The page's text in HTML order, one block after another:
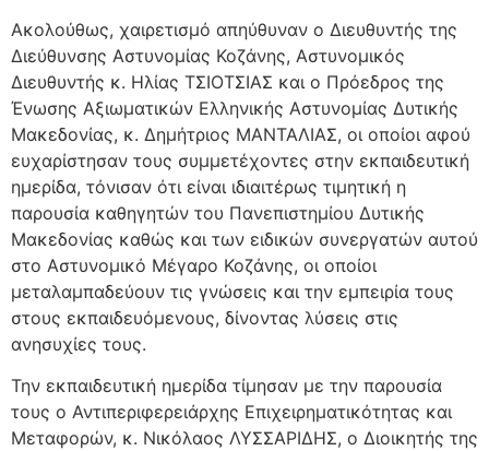
Ακολούθως, χαιρετισμό απηύθυναν ο Διευθυντής της
Διεύθυνσης Αστυνομίας Κοζάνης, Αστυνομικός
Διευθυντής κ. Ηλίας ΤΣΙΟΤΣΙΑΣ και ο Πρόεδρος της
Ένωσης Αξιωματικών Ελληνικής Αστυνομίας Δυτικής
Μακεδονίας, κ. Δημήτριος ΜΑΝΤΑΛΙΑΣ, οι οποίοι αφού
ευχαρίστησαν τους συμμετέχοντες στην εκπαιδευτική
ημερίδα, τόνισαν ότι είναι ιδιαιτέρως τιμητική η
παρουσία καθηγητών του Πανεπιστημίου Δυτικής
Μακεδονίας καθώς και των ειδικών συνεργατών αυτού
στο Αστυνομικό Μέγαρο Κοζάνης, οι οποίοι
μεταλαμπαδεύουν τις γνώσεις και την εμπειρία τους
στους εκπαιδευόμενους, δίνοντας λύσεις στις
ανησυχίες τους.
Την εκπαιδευτική ημερίδα τίμησαν με την παρουσία
τους ο Αντιπεριφερειάρχης Επιχειρηματικότητας και
Μεταφορών, κ. Νικόλαος ΛΥΣΣΑΡΙΔΗΣ, ο Διοικητής της